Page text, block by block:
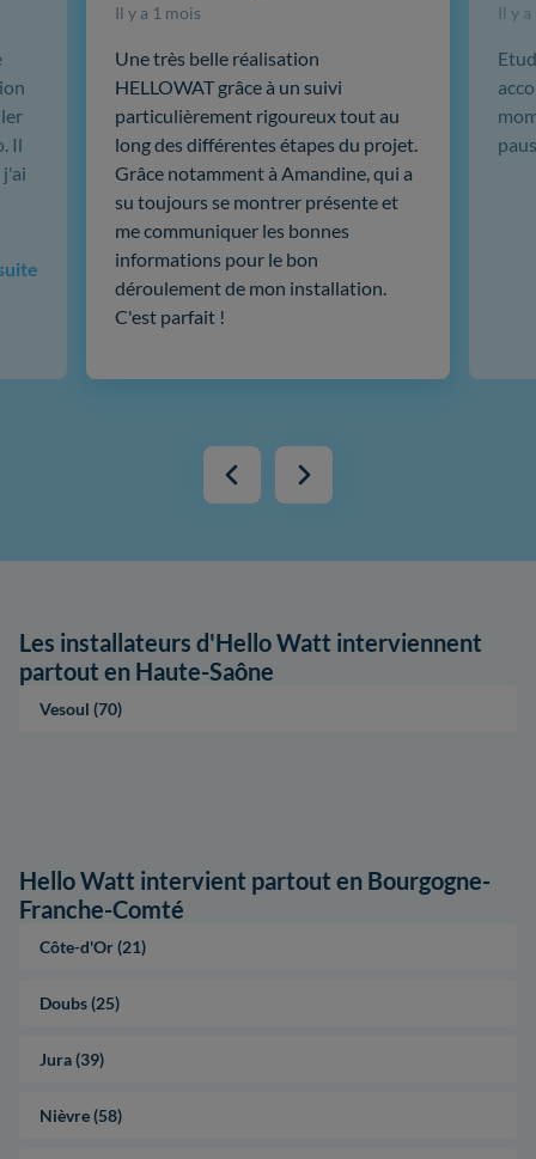
Il y a 1 mois
Une très belle réalisation
HELLOWAT grâce à un suivi
particulièrement rigoureux tout au
long des différentes étapes du projet.
Grâce notamment à Amandine, qui a
su toujours se montrer présente et
me communiquer les bonnes
informations pour le bon
déroulement de mon installation.
C'est parfait !
Il y
Il
Les installateurs d'Hello Watt interviennent
partout en Haute-Saône
Vesoul (70)
Hello Watt intervient partout en Bourgogne-
Franche-Comté
Côte-d'Or (21)
Doubs (25)
Jura (39)
Nièvre (58)